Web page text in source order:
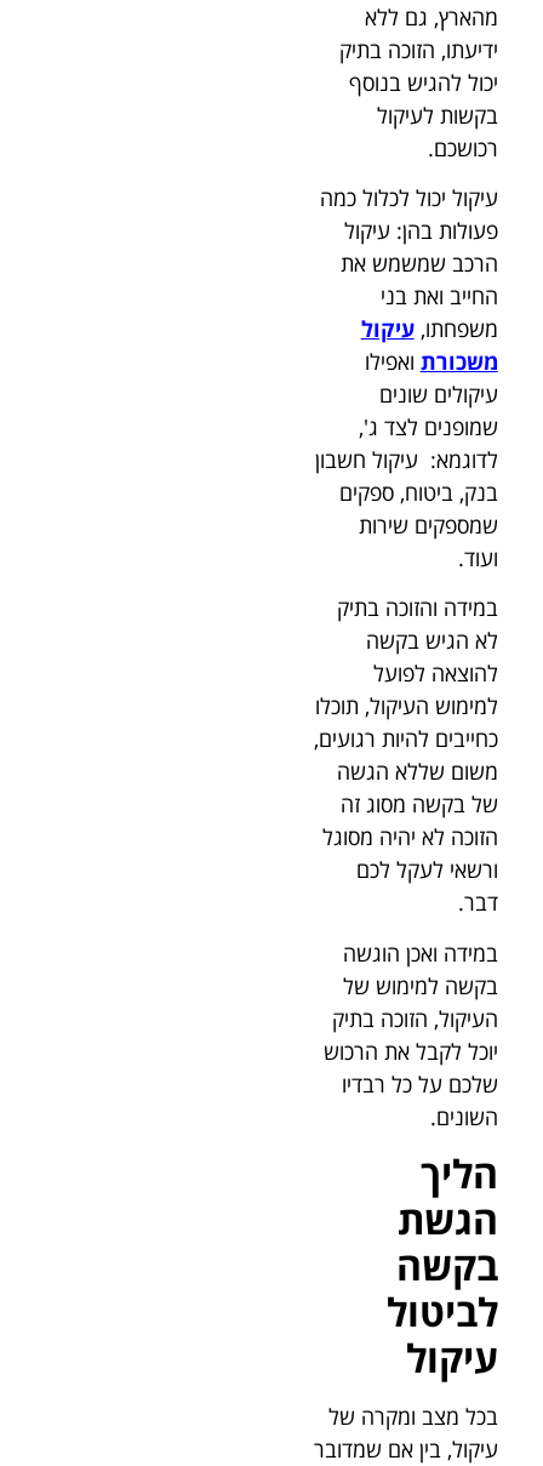
מהארץ, גם ללא
ידיעתו, הזוכה בתיק
יכול להגיש בנוסף
בקשות לעיקול
רכושכם.
עיקול יכול לכלול כמה
פעולות בהן: עיקול
הרכב שמשמש את
החייב ואת בני
משפחתו,עיקול
משכורת ואפילו
עיקולים שונים
שמופנים לצד ג',
לדוגמא: עיקול חשבון
בנק, ביטוח, ספקים
שמספקים שירות
ועוד.
במידה והזוכה בתיק
לא הגיש בקשה
להוצאה לפועל
למימוש העיקול, תוכלו
כחייבים להיות רגועים,
משום שללא הגשה
של בקשה מסוג זה
הזוכה לא יהיה מסוגל
ורשאי לעקל לכם
דבר.
במידה ואכן הוגשה
בקשה למימוש של
העיקול, הזוכה בתיק
יוכל לקבל את הרכוש
שלכם על כל רבדיו
השונים.
הליך
הגשת
בקשה
לביטול
עיקול
בכל מצב ומקרה של
עיקול, בין אם שמדובר